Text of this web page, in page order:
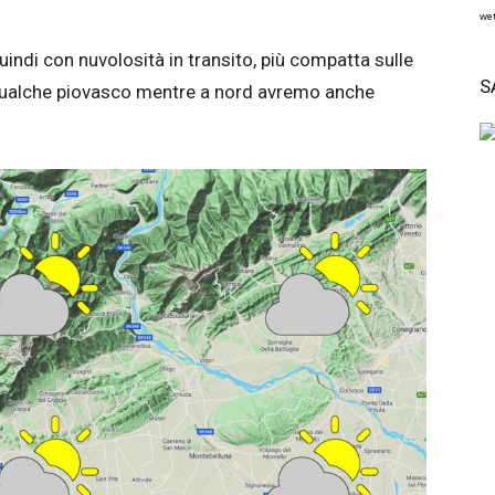
con nuvolosità in transito, più compatta sulle
piovasco mentre a nord avremo anche